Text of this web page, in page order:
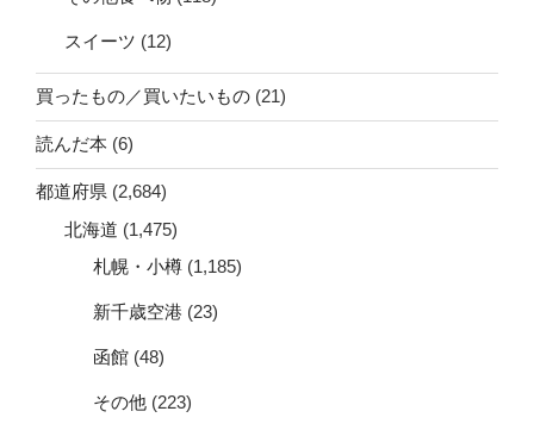
スイーツ (12)
買ったもの／買いたいもの (21)
読んだ本 (6)
都道府県 (2,684)
北海道 (1,475)
札幌・小樽 (1,185)
新千歳空港 (23)
函館 (48)
その他 (223)